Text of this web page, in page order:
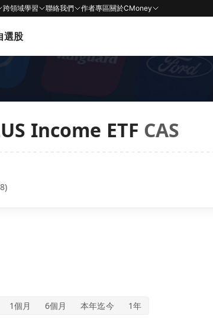
跨領域學習 聯絡我們 作者專區關於CMoney
選股
Income ETF CAS
1個月 6個月 本年迄今 1年